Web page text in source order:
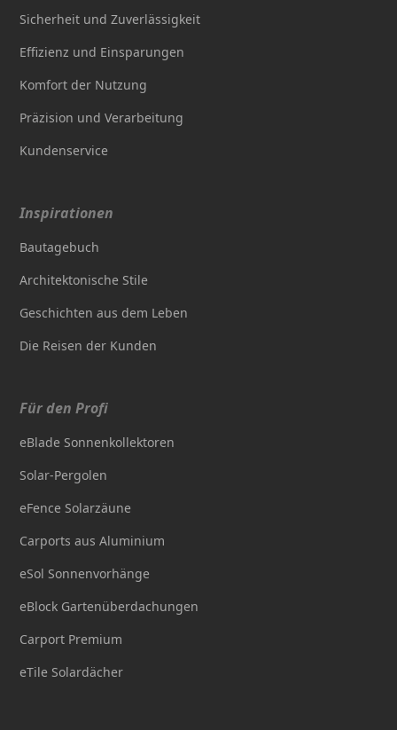
Sicherheit und Zuverlässigkeit
Effizienz und Einsparungen
Komfort der Nutzung
Präzision und Verarbeitung
Kundenservice
Inspirationen
Bautagebuch
Architektonische Stile
Geschichten aus dem Leben
Die Reisen der Kunden
Für den Profi
eBlade Sonnenkollektoren
Solar-Pergolen
eFence Solarzäune
Carports aus Aluminium
eSol Sonnenvorhänge
eBlock Gartenüberdachungen
Carport Premium
eTile Solardächer